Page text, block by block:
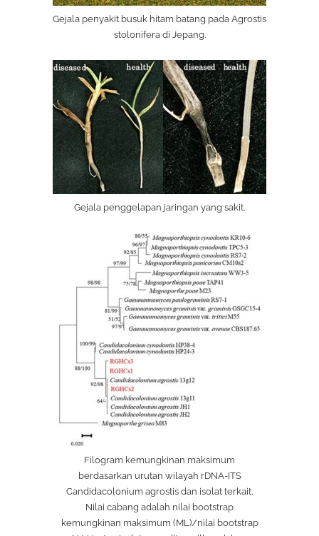
Gejala penyakit busuk hitam batang pada Agrostis
stolonifera di Jepang.
Gejala penggelapan jaringan yang sakit.
Filogram kemungkinan maksimum
berdasarkan urutan wilayah rDNA-ITS
Candidacolonium agrostis dan isolat terkait.
Nilai cabang adalah nilai bootstrap
kemungkinan maksimum (ML)/nilai bootstrap